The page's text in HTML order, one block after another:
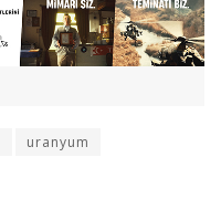
uranyum